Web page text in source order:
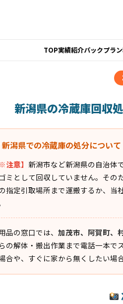
TOP実績紹介パックプラン
新潟県の冷蔵庫回収
新潟県での冷蔵庫の処分について
注意】 新潟市など新潟県の自治体
ミとして回収していません。その
指定引取場所まで運搬するか、当
品の窓口では、 加茂市、阿賀町、
の解体・搬出作業まで電話一本で
合や、すぐに家から無くしたい場